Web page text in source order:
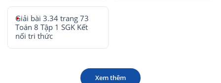
Giải bài 3.34 trang 73
Toán 8 Tập 1 SGK Kết
nối tri thức
Xem thêm